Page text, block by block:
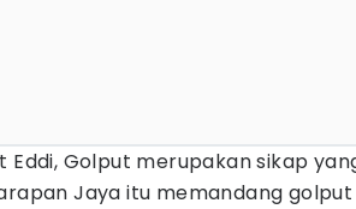
Eddi, Golput merupakan sikap
Jaya itu memandang